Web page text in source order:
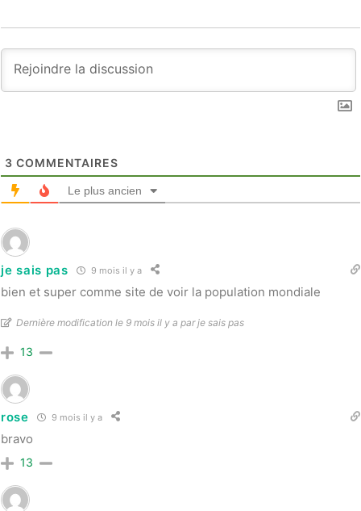
3 COMMENTAIRES
Le plus ancien
je sais pas 9 mois il y a
bien et super comme site de voir la population mondiale
Dernière modification le 9 mois il y a par je sais pas
13
rose 9 mois il y a
bravo
13